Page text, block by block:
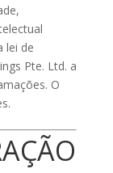
lei de
Pte. Ltd. a
O